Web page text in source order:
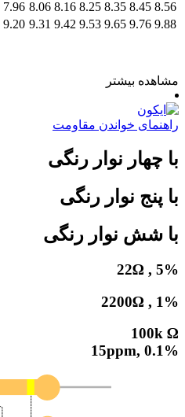
8.56
8.45
8.35
8.25
8.16
8.06
7.96
9.88
9.76
9.65
9.53
9.42
9.31
9.20
مشاهده بیشتر
راهنمای خواندن مقاومت
با چهار نوار رنگی
با پنج نوار رنگی
با شش نوار رنگی
22Ω , 5%
2200Ω , 1%
100k Ω
0.1% ,15ppm